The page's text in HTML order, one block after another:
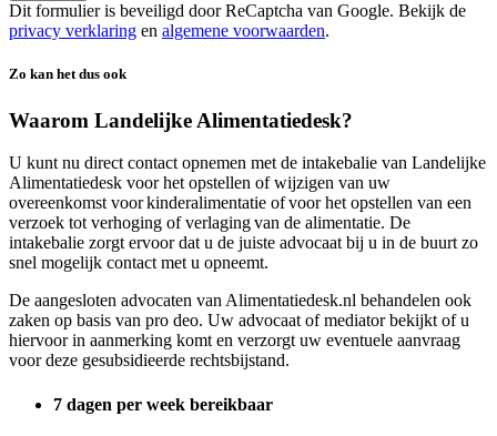
Dit formulier is beveiligd door ReCaptcha van Google. Bekijk de
privacy verklaring en algemene voorwaarden.
Zo kan het dus ook
Waarom Landelijke Alimentatiedesk?
U kunt nu direct contact opnemen met de intakebalie van Landelijke
Alimentatiedesk voor het opstellen of wijzigen van uw
overeenkomst voor kinderalimentatie of voor het opstellen van een
verzoek tot verhoging of verlaging van de alimentatie. De
intakebalie zorgt ervoor dat u de juiste advocaat bij u in de buurt zo
snel mogelijk contact met u opneemt.
De aangesloten advocaten van Alimentatiedesk.nl behandelen ook
zaken op basis van pro deo. Uw advocaat of mediator bekijkt of u
hiervoor in aanmerking komt en verzorgt uw eventuele aanvraag
voor deze gesubsidieerde rechtsbijstand.
7 dagen per week bereikbaar